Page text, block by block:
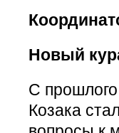
Новый
С
Козака